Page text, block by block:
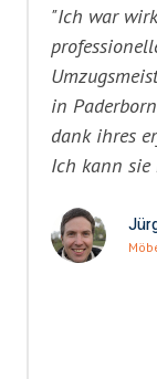
"Ich war
in
dank ihres
Ich kann